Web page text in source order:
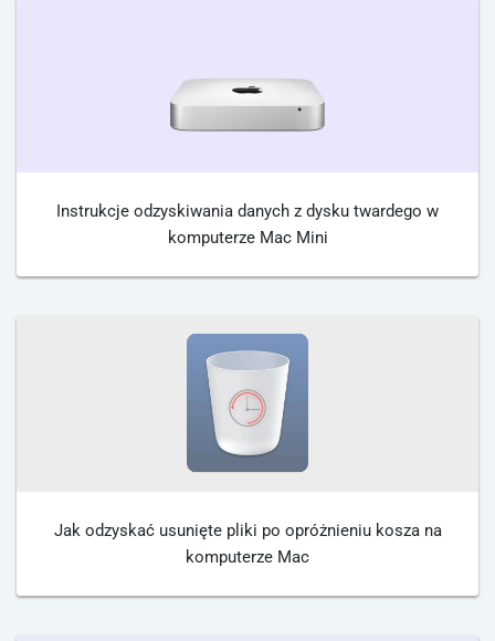
Instrukcje odzyskiwania danych z dysku twardego w
komputerze Mac Mini
Jak odzyskać usunięte pliki po opróżnieniu kosza na
komputerze Mac